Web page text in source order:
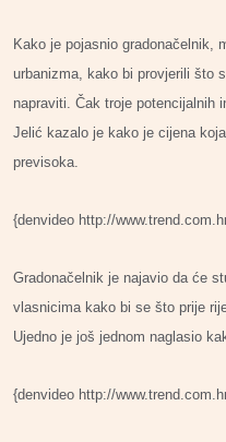
Kako je pojasnio gradonačelnik,
urbanizma, kako bi provjerili što
napraviti. Čak troje potencijalnih
Jelić kazalo je kako je cijena
previsoka.
{denvideo http://
Gradonačelnik je najavio da će
vlasnicima kako bi se što prije
Ujedno je još jednom naglasio
{denvideo http://